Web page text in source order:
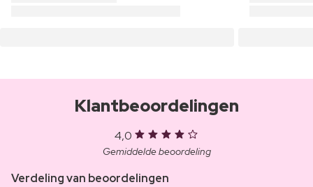
Klantbeoordelingen
4,0
Gemiddelde beoordeling
Verdeling van beoordelingen